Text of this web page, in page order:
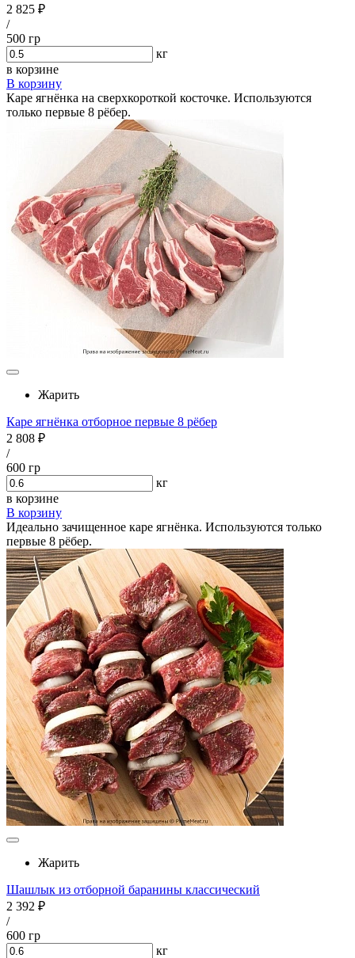
2 825 ₽
/
500 гр
кг
в корзине
В корзину
Каре ягнёнка на сверхкороткой косточке. Используются
только первые 8 рёбер.
Жарить
Каре ягнёнка отборное первые 8 рёбер
2 808 ₽
/
600 гр
кг
в корзине
В корзину
Идеально зачищенное каре ягнёнка. Используются только
первые 8 рёбер.
Жарить
Шашлык из отборной баранины классический
2 392 ₽
/
600 гр
кг